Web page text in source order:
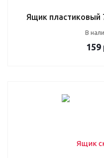
Ящик пластиковый
В
159